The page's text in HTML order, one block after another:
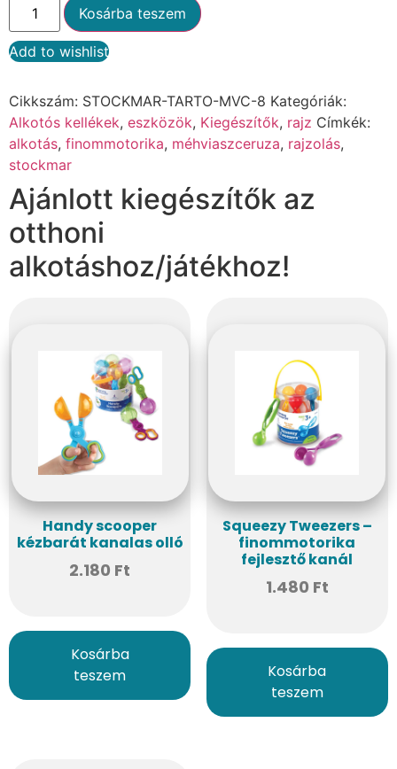
Kosárba teszem
Add to wishlist
Cikkszám: STOCKMAR-TARTO-MVC-8 Kategóriák:
Alkotós kellékek, eszközök, Kiegészítők, rajz Címkék:
alkotás, finommotorika, méhviaszceruza, rajzolás,
stockmar
Ajánlott kiegészítők az
otthoni
alkotáshoz/játékhoz!
Handy scooper
kézbarát kanalas olló
2.180 Ft
Kosárba
teszem
Squeezy Tweezers –
finommotorika
fejlesztő kanál
1.480 Ft
Kosárba
teszem